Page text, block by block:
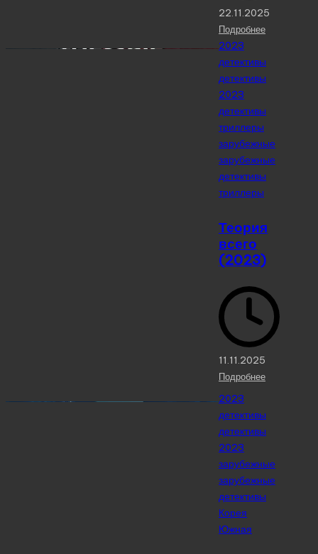
22.11.2025
Подробнее
Posted
in
2023
детективы
детективы
2023
детективы
триллеры
зарубежные
зарубежные
детективы
триллеры
Теория
всего
(2023)
11.11.2025
Подробнее
Posted
in
2023
детективы
детективы
2023
зарубежные
зарубежные
детективы
Корея
Южная